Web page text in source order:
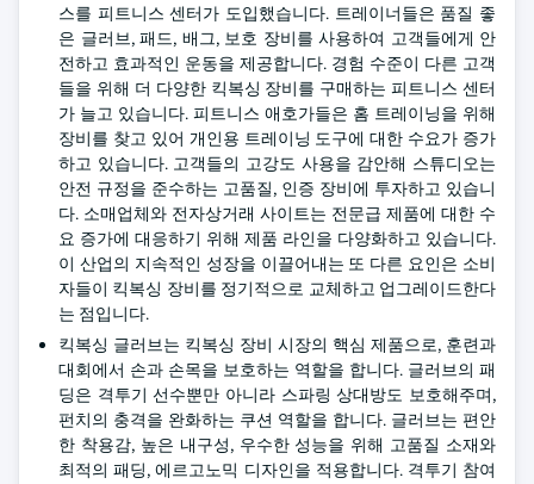
스를 피트니스 센터가 도입했습니다. 트레이너들은 품질 좋
은 글러브, 패드, 배그, 보호 장비를 사용하여 고객들에게 안
전하고 효과적인 운동을 제공합니다. 경험 수준이 다른 고객
들을 위해 더 다양한 킥복싱 장비를 구매하는 피트니스 센터
가 늘고 있습니다. 피트니스 애호가들은 홈 트레이닝을 위해
장비를 찾고 있어 개인용 트레이닝 도구에 대한 수요가 증가
하고 있습니다. 고객들의 고강도 사용을 감안해 스튜디오는
안전 규정을 준수하는 고품질, 인증 장비에 투자하고 있습니
다. 소매업체와 전자상거래 사이트는 전문급 제품에 대한 수
요 증가에 대응하기 위해 제품 라인을 다양화하고 있습니다.
이 산업의 지속적인 성장을 이끌어내는 또 다른 요인은 소비
자들이 킥복싱 장비를 정기적으로 교체하고 업그레이드한다
는 점입니다.
킥복싱 글러브는 킥복싱 장비 시장의 핵심 제품으로, 훈련과
대회에서 손과 손목을 보호하는 역할을 합니다. 글러브의 패
딩은 격투기 선수뿐만 아니라 스파링 상대방도 보호해주며,
펀치의 충격을 완화하는 쿠션 역할을 합니다. 글러브는 편안
한 착용감, 높은 내구성, 우수한 성능을 위해 고품질 소재와
최적의 패딩, 에르고노믹 디자인을 적용합니다. 격투기 참여